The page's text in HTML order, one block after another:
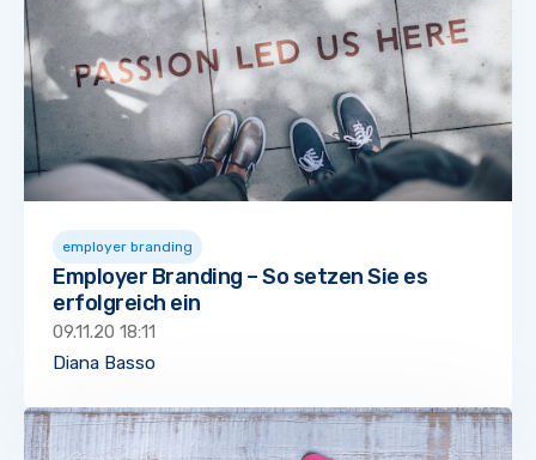
employer branding
Employer Branding – So setzen Sie es
erfolgreich ein
09.11.20 18:11
Diana Basso